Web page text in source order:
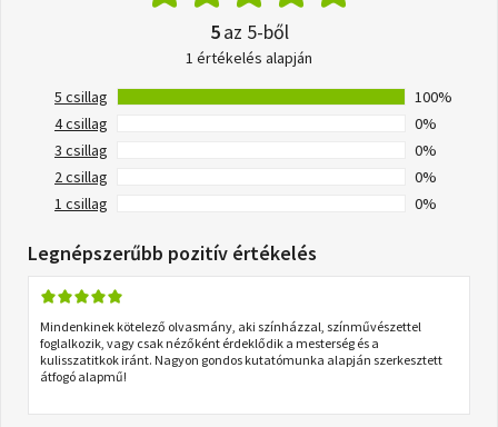
5az 5-ből
1 értékelés alapján
5 csillag
100%
4 csillag
0%
3 csillag
0%
2 csillag
0%
1 csillag
0%
Legnépszerűbb pozitív értékelés
Mindenkinek kötelező olvasmány, aki színházzal, színművészettel
foglalkozik, vagy csak nézőként érdeklődik a mesterség és a
kulisszatitkok iránt. Nagyon gondos kutatómunka alapján szerkesztett
átfogó alapmű!